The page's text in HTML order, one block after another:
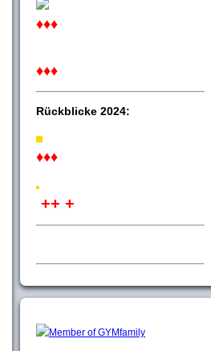
♦♦♦
♦♦♦
Rückblicke 2024:
♦♦♦
++ +